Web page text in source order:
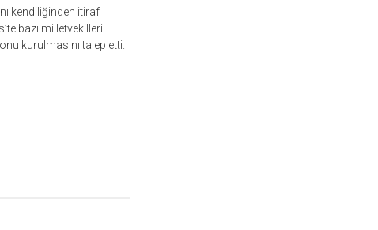
kendiliğinden itiraf
bazı milletvekilleri
kurulmasını talep etti.